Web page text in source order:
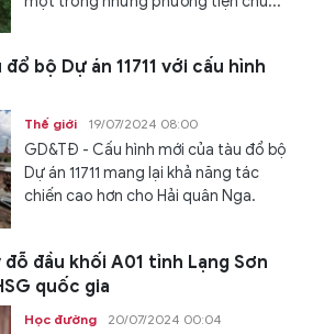
bộ Dự án 11711 với cấu hình
Thế giới 19/07/2024 08:00
GD&TĐ - Cấu hình mới của tàu đổ bộ
Dự án 11711 mang lại khả năng tác
chiến cao hơn cho Hải quân Nga.
đỗ đầu khối A01 tỉnh Lạng Sơn
quốc gia
Học đường 20/07/2024 00:04